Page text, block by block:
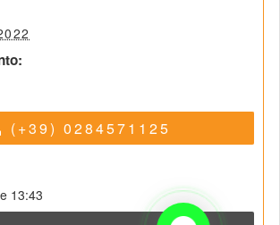
(+39) 0284571125
13:43